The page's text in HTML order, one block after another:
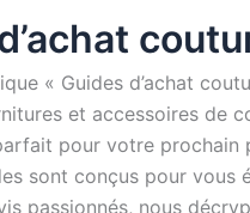
« Guides d’achat
et accessoires de
pour votre
sont conçus pour vous
passionnés, nous